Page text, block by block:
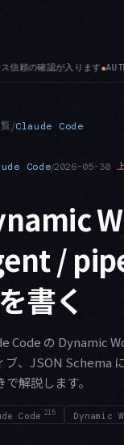
長期の OAuth トークン
/Claude Code
Code/2026-05-30
/
書く
Code の Dynamic
ブ、JSON Schema
で解説します。
Code 215 Dynamic